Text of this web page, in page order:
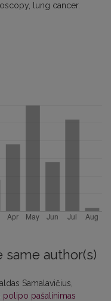
lung cancer.
same author(s)
Samalavičius,
polipo pašalinimas